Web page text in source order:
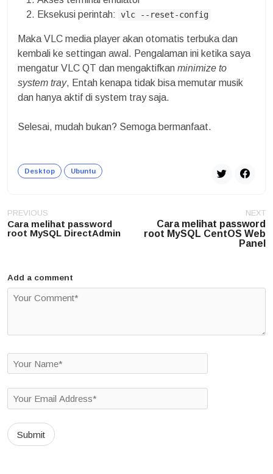
Eksekusi perintah: vlc --reset-config
Maka VLC media player akan otomatis terbuka dan
kembali ke settingan awal. Pengalaman ini ketika saya
mengatur VLC QT dan mengaktifkan minimize to
system tray, Entah kenapa tidak bisa memutar musik
dan hanya aktif di system tray saja.
Selesai, mudah bukan? Semoga bermanfaat.
Desktop Ubuntu
Post
navigation
PREVIOUS
Cara melihat password
root MySQL DirectAdmin
NEXT
Cara melihat password
root MySQL CentOS Web
Panel
Add a comment